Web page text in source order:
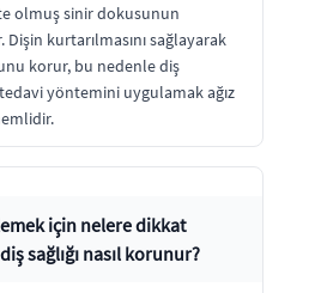
olmuş sinir dokusunun
Dişin kurtarılmasını sağlayarak
korur, bu nedenle diş
yöntemini uygulamak ağız
için nelere dikkat
sağlığı nasıl korunur?